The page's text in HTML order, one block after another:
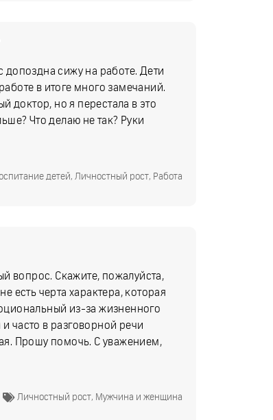
допоздна сижу на работе. Дети
в итоге много замечаний.
доктор, но я перестала в это
Что делаю не так? Руки
детей, Личностный рост, Работа
вопрос. Скажите, пожалуйста,
есть черта характера, которая
из-за жизненного
часто в разговорной речи
Прошу помочь. С уважением,
Личностный рост, Мужчина и женщина